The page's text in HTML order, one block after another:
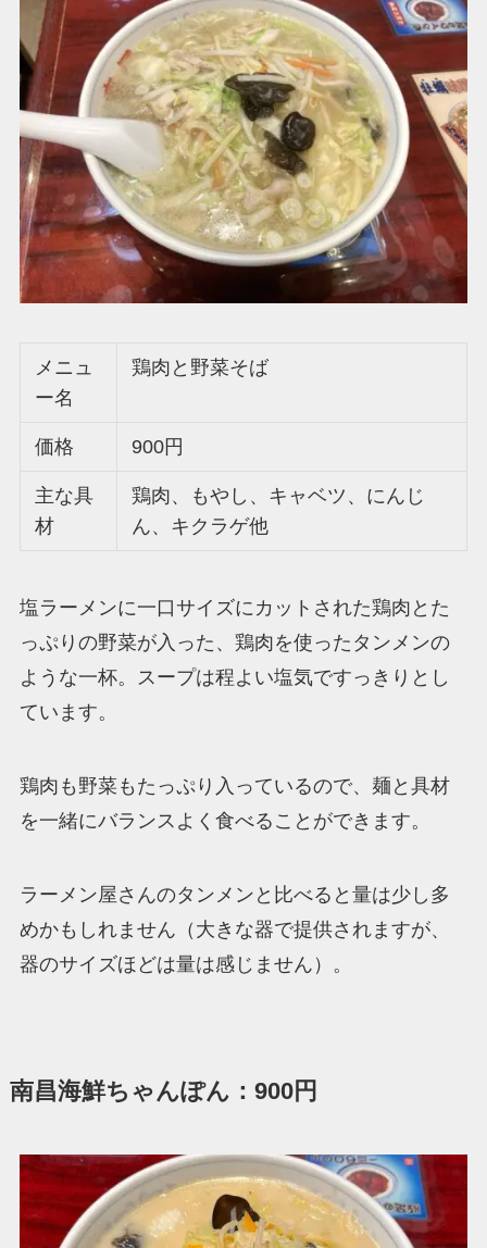
メニュ
ー名
鶏肉と野菜そば
価格 900円
主な具
材
鶏肉、もやし、キャベツ、にんじ
ん、キクラゲ他
塩ラーメンに一口サイズにカットされた鶏肉とた
っぷりの野菜が入った、鶏肉を使ったタンメンの
ような一杯。スープは程よい塩気ですっきりとし
ています。
鶏肉も野菜もたっぷり入っているので、麺と具材
を一緒にバランスよく食べることができます。
ラーメン屋さんのタンメンと比べると量は少し多
めかもしれません（大きな器で提供されますが、
器のサイズほどは量は感じません）。
南昌海鮮ちゃんぽん：900円